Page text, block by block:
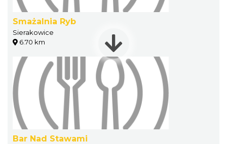
Smażalnia Ryb
Sierakowice
6.70 km
Bar Nad Stawami